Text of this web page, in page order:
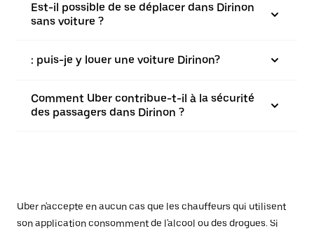
Est-il possible de se déplacer dans Dirinon
sans voiture ?
: puis-je y louer une voiture Dirinon?
Comment Uber contribue-t-il à la sécurité
des passagers dans Dirinon ?
Uber n'accepte en aucun cas que les chauffeurs qui utilisent
son application consomment de l'alcool ou des drogues. Si